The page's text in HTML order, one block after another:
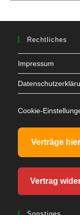
Rechtliches
Impressum
Cookie-
Verträge
Vertrag